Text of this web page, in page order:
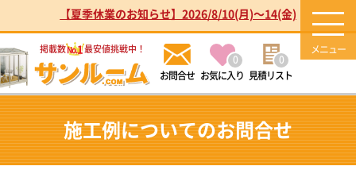
【夏季休業のお知らせ】2026/8/10(月)～14(金)
掲載数No.1最安値挑戦中！
お気に入り
0
見積リスト
0
施工例についてのお問合せ